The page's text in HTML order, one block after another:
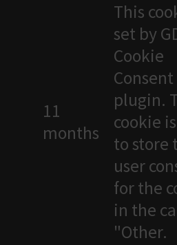
11
months
This
set by
Cookie
Consent
plugin.
cookie
to store
user
for the
in the
"Other.